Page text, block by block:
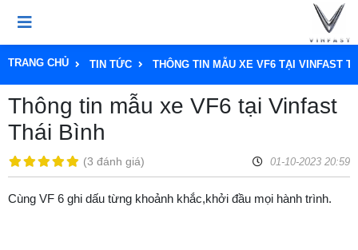
TRANG CHỦ TIN TỨC THÔNG TIN MẪU XE VF6 TẠI VINFAST
Thông tin mẫu xe VF6 tại Vinfast
Thái Bình
(3 đánh giá) 01-10-2023 20:59
Cùng VF 6 ghi dấu từng khoảnh khắc,khởi đầu mọi hành trình​.